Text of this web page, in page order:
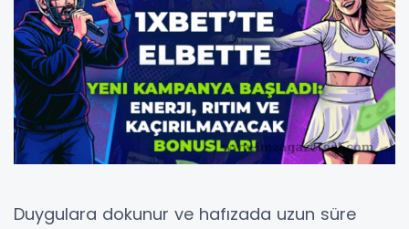
Duygulara dokunur ve hafızada uzun süre